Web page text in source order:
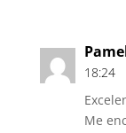
18:24
Me